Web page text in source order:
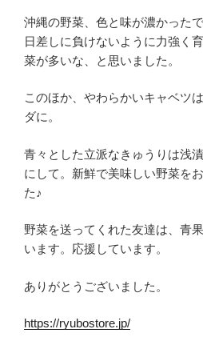
沖縄の野菜、色と味が濃かった
日差しに負けないように力強く
菜が多いな、と思いました。
このほか、やわらかいキャベツ
ダに。
青々とした立派なきゅうりは浅
にして。新鮮で美味しい野菜を
た♪
野菜を送ってくれた友達は、青
います。応援しています。
ありがとうございました。
https://ryubostore.jp/